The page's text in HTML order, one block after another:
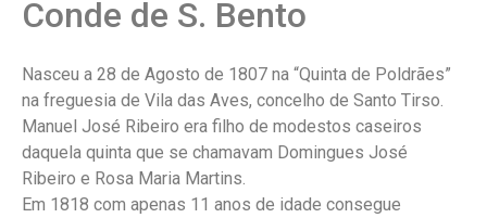
Conde de S. Bento
Nasceu a 28 de Agosto de 1807 na “Quinta de Poldrães”
na freguesia de Vila das Aves, concelho de Santo Tirso.
Manuel José Ribeiro era filho de modestos caseiros
daquela quinta que se chamavam Domingues José
Ribeiro e Rosa Maria Martins.
Em 1818 com apenas 11 anos de idade consegue